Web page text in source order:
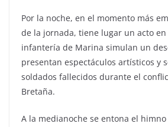
Por la noche, en el momento más
de la jornada, tiene lugar un acto
infantería de Marina simulan un
presentan espectáculos artísticos y
soldados fallecidos durante el
Bretaña.
A la medianoche se entona el